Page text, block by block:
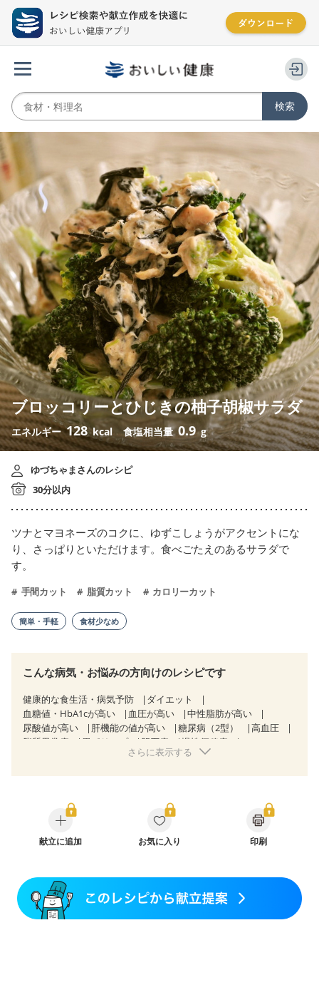
ブロッコリーとひじきの柚子胡椒サラダ
エネルギー128 kcal 食塩相当量0.9 g
ゆづちゃまさんのレシピ
30分以内
ツナとマヨネーズのコクに、ゆずこしょうがアクセントにな
り、さっぱりといただけます。食べごたえのあるサラダで
す。
手間カット 脂質カット カロリーカット
簡単・手軽 食材少なめ
こんな病気・お悩みの方向けのレシピです
健康的な食生活・病気予防
ダイエット
血糖値・HbA1cが高い
血圧が高い
中性脂肪が高い
尿酸値が高い
肝機能の値が高い 糖尿病（2型）
高血圧
脂質異常症
胃ポリープ 胆石症
慢性便秘症
睡眠時無呼吸症候群
乳がん治療を終えた方・経過観察中の方など
食欲がない
産後（ミルク）
骨粗しょう症
乾癬
フレイル（年齢に合わせた体作り）
貧血対策
さらに表示する
献立に追加 お気に入り 印刷